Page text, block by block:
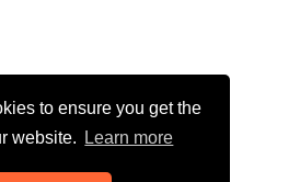
to ensure you get the
website.
Learn more